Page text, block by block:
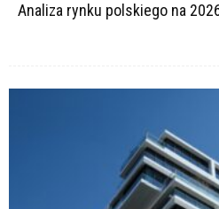
Analiza rynku polskiego na